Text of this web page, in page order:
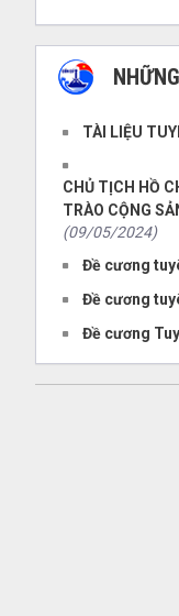
TÀI LIỆU
CHỦ TỊCH HỒ
TRÀO CỘNG
(09/05/2024)
Đề cương
Đề cương
Đề cương